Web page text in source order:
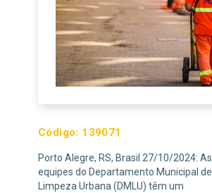
Código: 139071
Porto Alegre, RS, Brasil 27/10/2024: As
equipes do Departamento Municipal de
Limpeza Urbana (DMLU) têm um